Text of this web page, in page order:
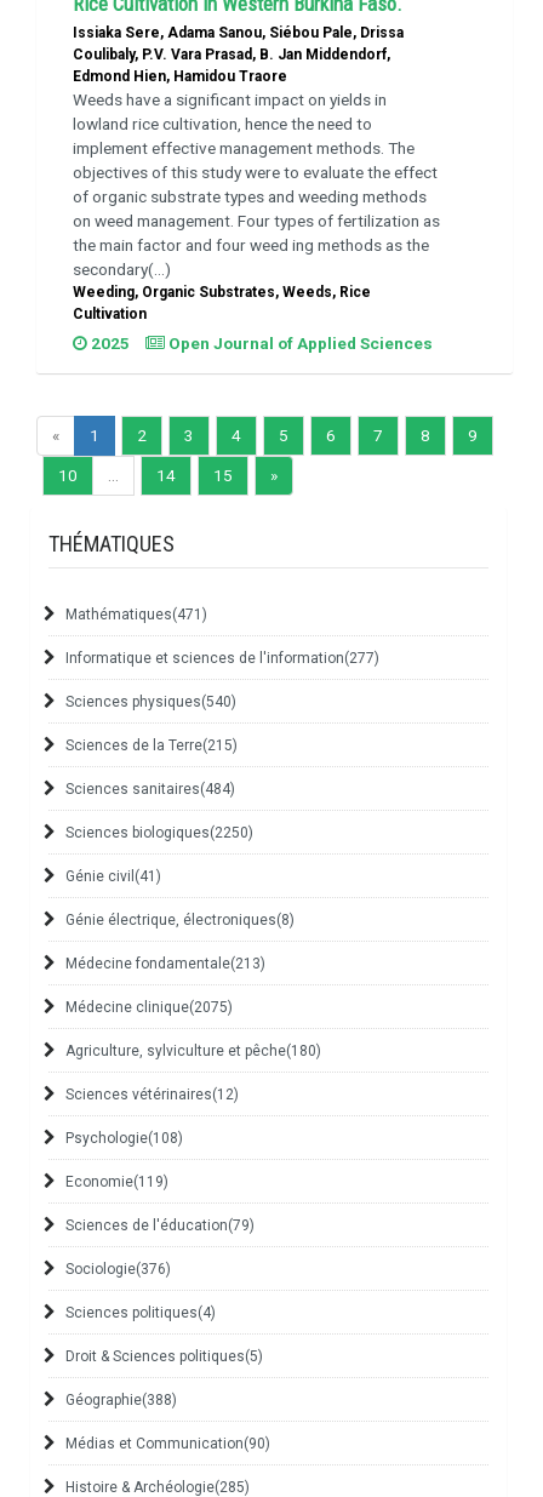
Issiaka Sere, Adama Sanou, Siébou Pale, Drissa
Coulibaly, P.V. Vara Prasad, B. Jan Middendorf,
Edmond Hien, Hamidou Traore
Weeds have a significant impact on yields in
lowland rice cultivation, hence the need to
implement effective management methods. The
objectives of this study were to evaluate the effect
of organic substrate types and weeding methods
on weed management. Four types of fertilization as
the main factor and four weed ing methods as the
secondary(...)
Weeding, Organic Substrates, Weeds, Rice
Cultivation
2025 Open Journal of Applied Sciences
« 1 2 3 4 5 6 7 8 9
10 14 15 »
THÉMATIQUES
Mathématiques(471)
Informatique et sciences de l'information(277)
Sciences physiques(540)
Sciences de la Terre(215)
Sciences sanitaires(484)
Sciences biologiques(2250)
Génie civil (41)
Génie électrique, électroniques(8)
Médecine fondamentale(213)
Médecine clinique(2075)
Agriculture, sylviculture et pêche(180)
Sciences vétérinaires(12)
Psychologie(108)
Economie(119)
Sciences de l'éducation(79)
Sociologie(376)
Sciences politiques(4)
Droit & Sciences politiques(5)
Géographie(388)
Médias et Communication(90)
Histoire & Archéologie(285)